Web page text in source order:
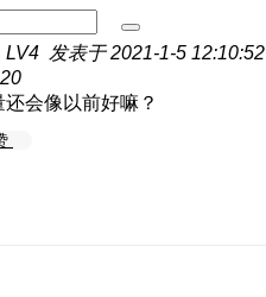
LV4 发表于 2021-1-5 12:10:52
还会像以前好嘛？